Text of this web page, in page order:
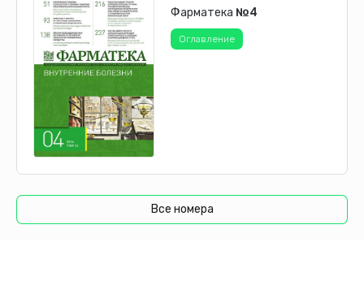
Фарматека №4
Оглавление
Все номера